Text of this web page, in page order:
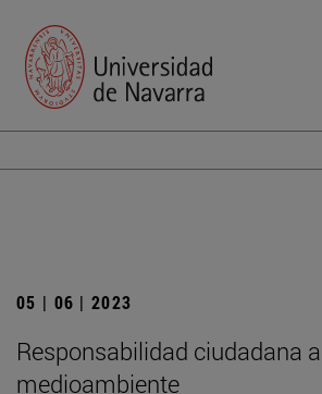
05 | 06 | 2023
Responsabilidad ciudadana
medioambiente